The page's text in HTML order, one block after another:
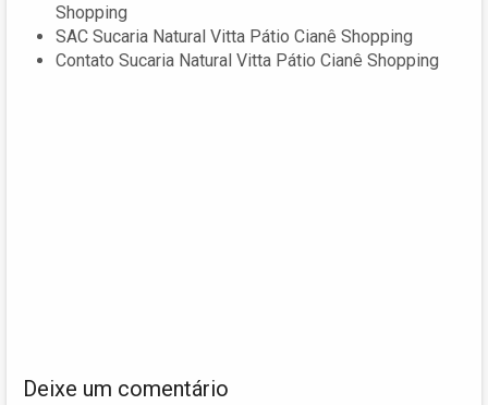
Shopping
SAC Sucaria Natural Vitta Pátio Cianê Shopping
Contato Sucaria Natural Vitta Pátio Cianê Shopping
Deixe um comentário